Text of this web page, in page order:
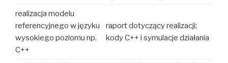
realizacja modelu
referencyjnego w języku
wysokiego poziomu np.
C++
raport dotyczący realizacji;
kody C++ i symulacje działania